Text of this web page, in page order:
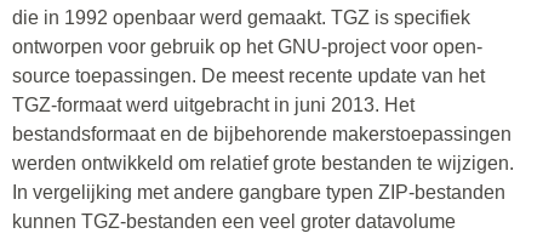
die in 1992 openbaar werd gemaakt. TGZ is specifiek
ontworpen voor gebruik op het GNU-project voor open-
source toepassingen. De meest recente update van het
TGZ-formaat werd uitgebracht in juni 2013. Het
bestandsformaat en de bijbehorende makerstoepassingen
werden ontwikkeld om relatief grote bestanden te wijzigen.
In vergelijking met andere gangbare typen ZIP-bestanden
kunnen TGZ-bestanden een veel groter datavolume